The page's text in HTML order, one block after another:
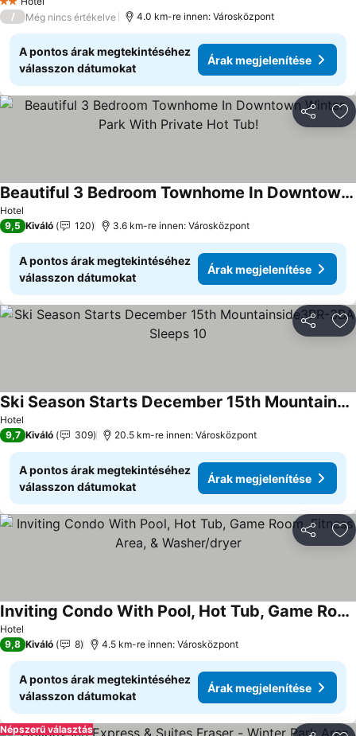
2 Kategória
/ Még nincs értékelve 4.0 km-re innen: Városközpont
A pontos árak megtekintéséhez
válasszon dátumokat
Árak megjelenítése
Hotel
Beautiful 3 Bedroom Townhome In Downtown Winter Park With Private Hot Tub!
Árak megjelenítése
9,5 Kiváló 120 3.6 km-re innen: Városközpont
A pontos árak megtekintéséhez
válasszon dátumokat
Árak megjelenítése
Hotel
Ski Season Starts December 15th Mountainside3BR-3BA Sleeps 10
Árak megjelenítése
9,7 Kiváló 309 20.5 km-re innen: Városközpont
A pontos árak megtekintéséhez
válasszon dátumokat
Árak megjelenítése
Hotel
Inviting Condo With Pool, Hot Tub, Game Room, Fitness Area, & Washer/dryer
Árak megjelenítése
9,8 Kiváló 8 4.5 km-re innen: Városközpont
A pontos árak megtekintéséhez
válasszon dátumokat
Árak megjelenítése
Népszerű választás